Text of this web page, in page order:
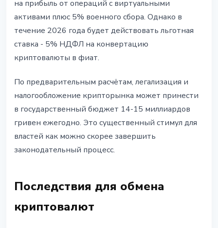
на прибыль от операций с виртуальными
активами плюс 5% военного сбора. Однако в
течение 2026 года будет действовать льготная
ставка - 5% НДФЛ на конвертацию
криптовалюты в фиат.
По предварительным расчётам, легализация и
налогообложение крипторынка может принести
в государственный бюджет 14-15 миллиардов
гривен ежегодно. Это существенный стимул для
властей как можно скорее завершить
законодательный процесс.
Последствия для обмена
криптовалют